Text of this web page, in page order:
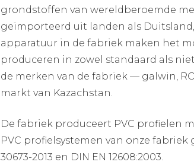
grondstoffen van wereldberoemde
geïmporteerd uit landen als
apparatuur in de fabriek maken het
produceren in zowel standaard als
de merken van de fabriek — galwin,
markt van Kazachstan.
De fabriek produceert PVC profielen
PVC profielsystemen van onze fabriek
30673-2013 en DIN EN 12608:2003.